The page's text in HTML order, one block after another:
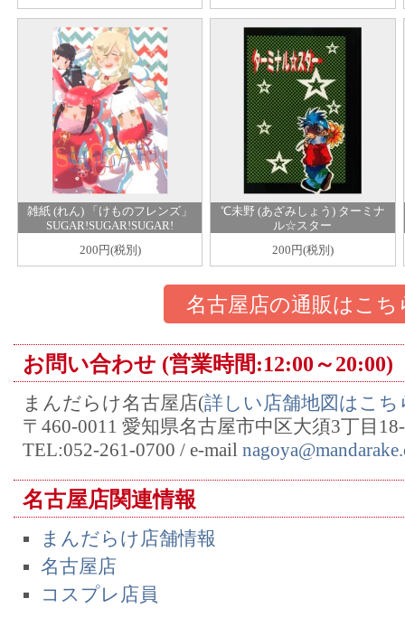
雑紙 (れん) 「けものフレンズ」
SUGAR!SUGAR!SUGAR!
200円(税別)
℃未野 (あざみしょう) ターミナ
ル☆スター
200円(税別)
名古屋店の通販はこち
お問い合わせ (営業時間:12:00～20:00)
まんだらけ名古屋店(詳しい店舗地図はこち
〒460-0011 愛知県名古屋市中区大須3丁目
TEL:052-261-0700 / e-mail
名古屋店関連情報
まんだらけ店舗情報
名古屋店
コスプレ店員